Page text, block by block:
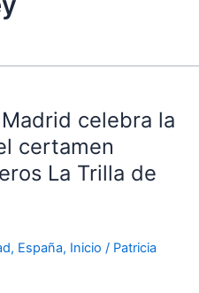
celebra la
certamen
La Trilla de
, España, Inicio / Patricia